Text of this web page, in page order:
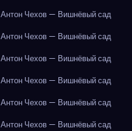
Антон Чехов — Вишнёвый сад
Антон Чехов — Вишнёвый сад
Антон Чехов — Вишнёвый сад
Антон Чехов — Вишнёвый сад
Антон Чехов — Вишнёвый сад
Антон Чехов — Вишнёвый сад